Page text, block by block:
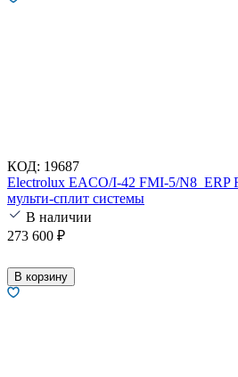
КОД: 19687
Electrolux EACO/I-42 FMI-5/N8_ERP
мульти-сплит системы
В наличии
273 600 ₽
В корзину